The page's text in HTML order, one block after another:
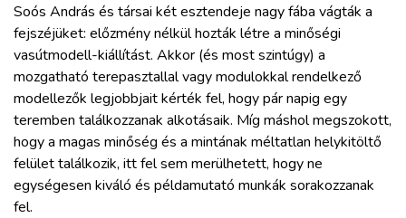
BLOG
ARCHÍVUM
WEBSHOP
BELÉPÉS
Soós András és társai két esztendeje nagy fába vágták a
fejszéjüket: előzmény nélkül hozták létre a minőségi
vasútmodell-kiállítást. Akkor (és most szintúgy) a
mozgatható terepasztallal vagy modulokkal rendelkező
modellezők legjobbjait kérték fel, hogy pár napig egy
teremben találkozzanak alkotásaik. Míg máshol megszokott,
hogy a magas minőség és a mintának méltatlan helykitöltő
felület találkozik, itt fel sem merülhetett, hogy ne
egységesen kiváló és példamutató munkák sorakozzanak
fel.